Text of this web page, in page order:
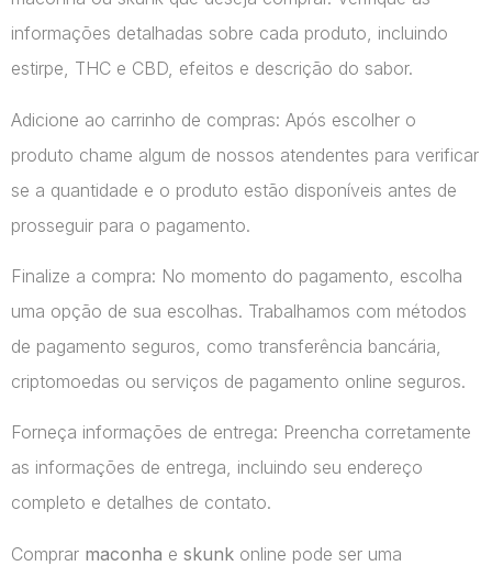
informações detalhadas sobre cada produto, incluindo
estirpe, THC e CBD, efeitos e descrição do sabor.
Adicione ao carrinho de compras: Após escolher o
produto chame algum de nossos atendentes para verificar
se a quantidade e o produto estão disponíveis antes de
prosseguir para o pagamento.
Finalize a compra: No momento do pagamento, escolha
uma opção de sua escolhas. Trabalhamos com métodos
de pagamento seguros, como transferência bancária,
criptomoedas ou serviços de pagamento online seguros.
Forneça informações de entrega: Preencha corretamente
as informações de entrega, incluindo seu endereço
completo e detalhes de contato.
Comprar maconha e skunk online pode ser uma